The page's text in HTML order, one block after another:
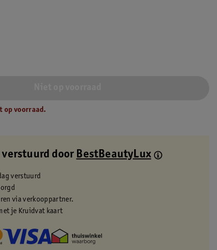
op voorraad.
verstuurd door BestBeautyLux
verstuurd
via verkooppartner.
je Kruidvat kaart